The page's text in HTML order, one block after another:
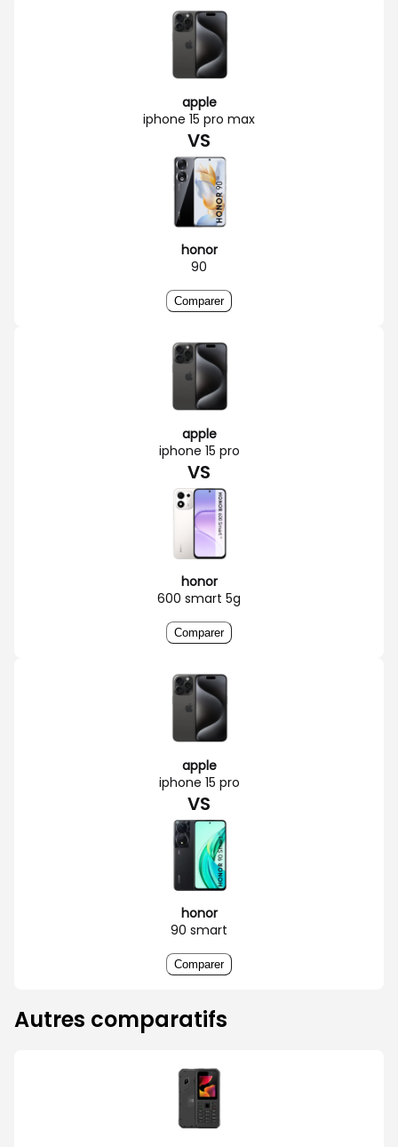
apple
iphone 15 pro max
VS
honor
90
Comparer
apple
iphone 15 pro
VS
honor
600 smart 5g
Comparer
apple
iphone 15 pro
VS
honor
90 smart
Comparer
Autres comparatifs